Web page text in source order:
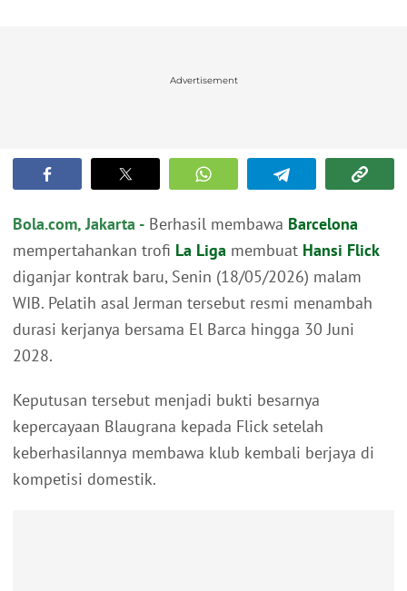
Advertisement
Bola.com, Jakarta - Berhasil membawa Barcelona
mempertahankan trofi La Liga membuat Hansi Flick
diganjar kontrak baru, Senin (18/05/2026) malam
WIB. Pelatih asal Jerman tersebut resmi menambah
durasi kerjanya bersama El Barca hingga 30 Juni
2028.
Keputusan tersebut menjadi bukti besarnya
kepercayaan Blaugrana kepada Flick setelah
keberhasilannya membawa klub kembali berjaya di
kompetisi domestik.